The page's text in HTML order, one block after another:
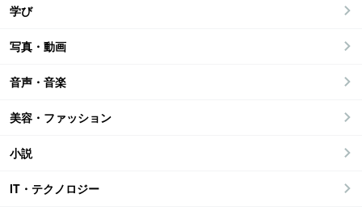
学び
写真・動画
音声・音楽
美容・ファッション
小説
IT・テクノロジー